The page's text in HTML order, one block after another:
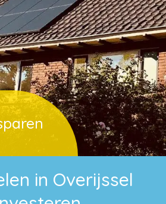
in Overijssel